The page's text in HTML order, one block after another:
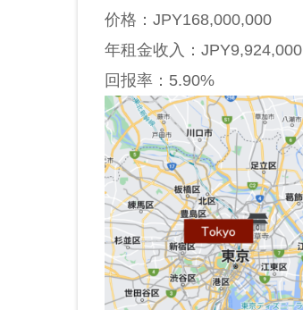
价格：JPY168,000,000
年租金收入：JPY9,924,000
回报率：5.90%